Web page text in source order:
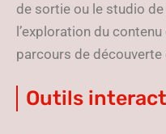
de sortie ou le studio
l’exploration du
parcours de découverte
Outils